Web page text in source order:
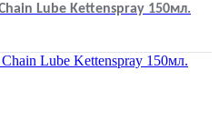
Lube Kettenspray 150мл.